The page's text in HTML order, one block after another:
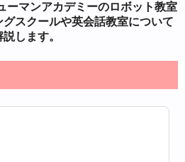
ーマンアカデミーのロボット教室
スクールや英会話教室について
説します。